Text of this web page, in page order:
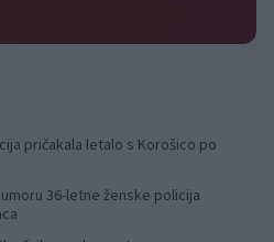
pričakala letalo s Korošico po
36-letne ženske policija